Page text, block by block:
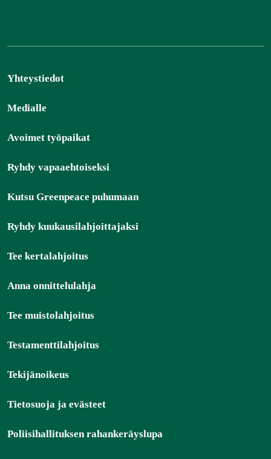
Yhteystiedot
Medialle
Avoimet työpaikat
Ryhdy vapaaehtoiseksi
Kutsu Greenpeace puhumaan
Ryhdy kuukausilahjoittajaksi
Tee kertalahjoitus
Anna onnittelulahja
Tee muistolahjoitus
Testamenttilahjoitus
Tekijänoikeus
Tietosuoja ja evästeet
Poliisihallituksen rahankeräyslupa